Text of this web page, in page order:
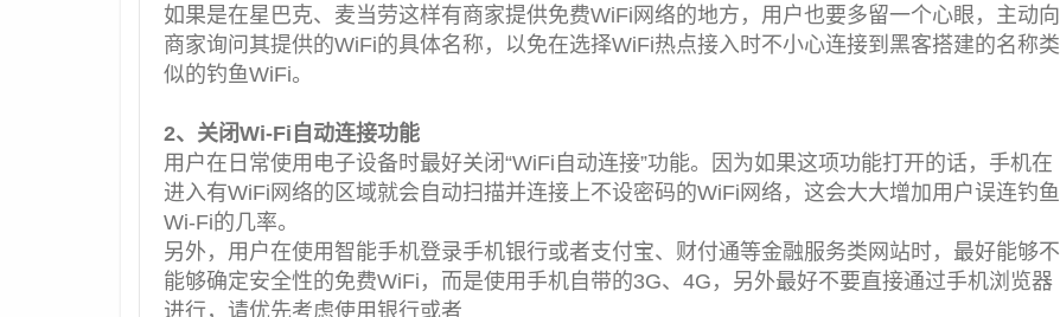
如果是在星巴克、麦当劳这样有商家提供免费WiFi网络的地方，用户也要多留一个心眼，主动向
商家询问其提供的WiFi的具体名称，以免在选择WiFi热点接入时不小心连接到黑客搭建的名称类
似的钓鱼WiFi。
2、关闭Wi-Fi自动连接功能
用户在日常使用电子设备时最好关闭“WiFi自动连接”功能。因为如果这项功能打开的话，手机在
进入有WiFi网络的区域就会自动扫描并连接上不设密码的WiFi网络，这会大大增加用户误连钓鱼
Wi-Fi的几率。
另外，用户在使用智能手机登录手机银行或者支付宝、财付通等金融服务类网站时，最好能够不
能够确定安全性的免费WiFi，而是使用手机自带的3G、4G，另外最好不要直接通过手机浏览器
进行，请优先考虑使用银行或者